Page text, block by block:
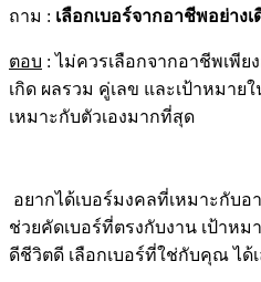
ถาม : เลือกเบอร์จากอาชีพอย่าง
ตอบ : ไม่ควรเลือกจากอาชีพเพีย
เกิด ผลรวม คู่เลข และเป้าหมาย
เหมาะกับตัวเองมากที่สุด
อยากได้เบอร์มงคลที่เหมาะกับอ
ช่วยคัดเบอร์ที่ตรงกับงาน เป้าหม
ดีชีวิตดี เลือกเบอร์ที่ใช่กับคุณ ได้